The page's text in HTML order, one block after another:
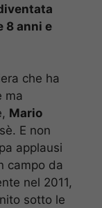
8 anni e
che ha
ma
Mario
E non
applausi
campo da
nel 2011,
sotto le